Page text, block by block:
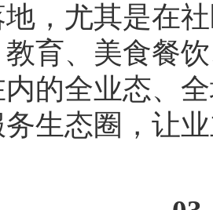
，尤其是在
育、美食餐
的全业态、
生态圈，让